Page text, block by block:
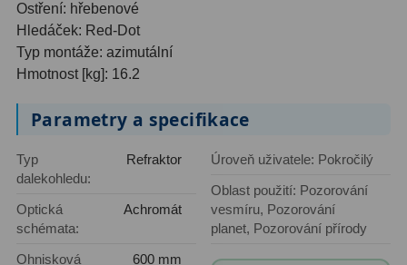
Sluneční hledáčky
Úchyty a držáky hledáčků
Svítilny5
Čištění
Binohlavy
Ostření: hřebenové
Hledáček: Red-Dot
Typ montáže: azimutální
Hmotnost [kg]: 16.2
Parametry a specifikace
Typ
dalekohledu:
Refraktor
Optická
schémata:
Achromát
Ohnisková 600 mm
Úroveň uživatele: Pokročilý
Oblast použití: Pozorování
vesmíru, Pozorování
planet, Pozorování přírody